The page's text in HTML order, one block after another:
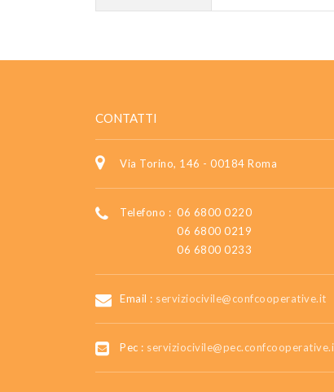
CONTATTI
Via Torino, 146 - 00184 Roma
Telefono : 06 6800 0220
06 6800 0219
06 6800 0233
Email : serviziocivile@confcooperative.it
Pec :